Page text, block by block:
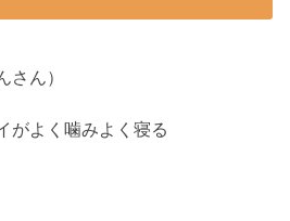
さん）
がよく噛みよく寝る